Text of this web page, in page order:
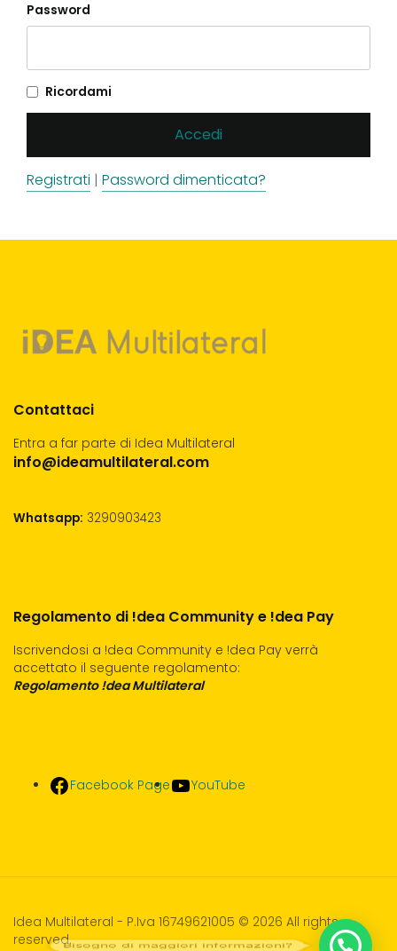
Password
Ricordami
Registrati | Password dimenticata?
Contattaci
Entra a far parte di Idea Multilateral
info@ideamultilateral.com
Whatsapp: 3290903423
Regolamento di !dea Community e !dea Pay
Iscrivendosi a !dea Community e !dea Pay verrà
accettato il seguente regolamento:
Regolamento !dea Multilateral
Facebook Page YouTube
Idea Multilateral - P.Iva 16749621005 © 2026 All rights
reserved.Bisogno di maggiori informazioni?